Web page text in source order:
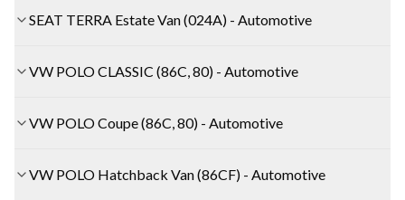
SEAT TERRA Estate Van (024A) - Automotive
VW POLO CLASSIC (86C, 80) - Automotive
VW POLO Coupe (86C, 80) - Automotive
VW POLO Hatchback Van (86CF) - Automotive